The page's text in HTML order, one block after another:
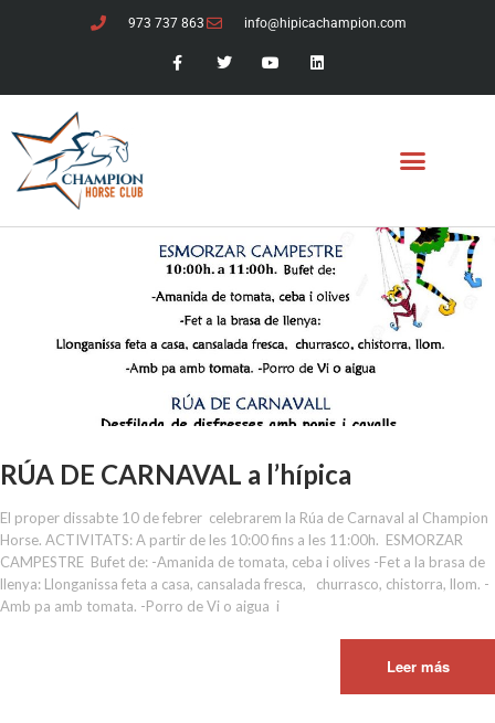
973 737 863 info@hipicachampion.com
RÚA DE CARNAVAL a l’hípica
El proper dissabte 10 de febrer celebrarem la Rúa de Carnaval al Champion
Horse. ACTIVITATS: A partir de les 10:00 fins a les 11:00h. ESMORZAR
CAMPESTRE Bufet de: -Amanida de tomata, ceba i olives -Fet a la brasa de
llenya: Llonganissa feta a casa, cansalada fresca, churrasco, chistorra, llom. -
Amb pa amb tomata. -Porro de Vi o aigua i
Leer más